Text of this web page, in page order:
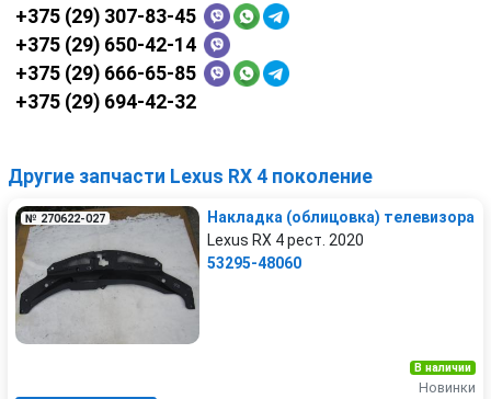
+375 (29) 307-83-45
+375 (29) 650-42-14
+375 (29) 666-65-85
+375 (29) 694-42-32
Другие запчасти Lexus RX 4 поколение
№ 270622-027
Накладка (облицовка) телевизора
Lexus RX 4 рест. 2020
53295-48060
В наличии
Новинки